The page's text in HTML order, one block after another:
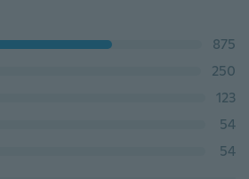
875
250
123
54
54